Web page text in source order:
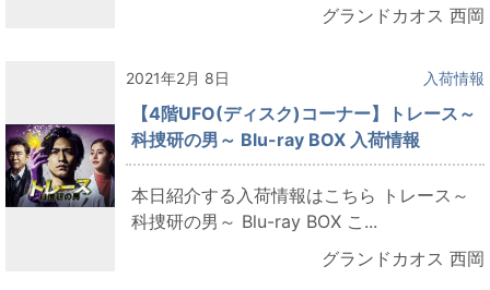
グランドカオス 西岡
2021年2月 8日 入荷情報
【4階UFO(ディスク)コーナー】トレース～
科捜研の男～ Blu-ray BOX 入荷情報
本日紹介する入荷情報はこちら トレース～
科捜研の男～ Blu-ray BOX こ...
グランドカオス 西岡